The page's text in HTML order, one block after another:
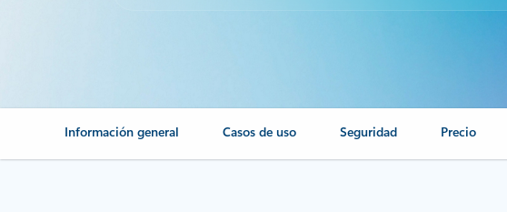
Información general Casos de uso Seguridad Precio